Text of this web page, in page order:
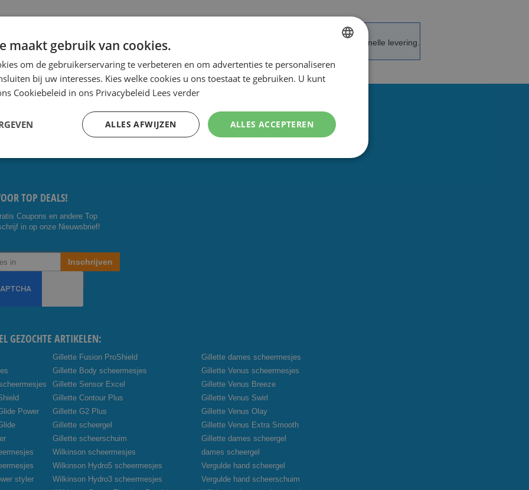
de scherpste prijs. Speciale Dag- en Weekaanbiedingen. Snelle levering.
ok
e
TOP DEALS!
Coupons en andere Top
in op onze Nieuwsbrief!
Inschrijven
GEZOCHTE ARTIKELEN:
Power
styler
Gillette Fusion ProShield
Gillette Body scheermesjes
Gillette Sensor Excel
Gillette Contour Plus
Gillette G2 Plus
Gillette scheergel
Gillette scheerschuim
Wilkinson scheermesjes
Wilkinson Hydro5 scheermesjes
Wilkinson Hydro3 scheermesjes
Gillette dames scheermesjes
Gillette Venus scheermesjes
Gillette Venus Breeze
Gillette Venus Swirl
Gillette Venus Olay
Gillette Venus Extra Smooth
Gillette dames scheergel
dames scheergel
Vergulde hand scheergel
Vergulde hand scheerschuim
DUTCH
ENGLISH
maakt gebruik van cookies.
om de gebruikerservaring te verbeteren en om advertenties te personaliseren
bij uw interesses. Kies welke cookies u ons toestaat te gebruiken. U kunt
Cookiebeleid in ons Privacybeleid Lees verder
ALLES ACCEPTEREN
ALLES AFWIJZEN